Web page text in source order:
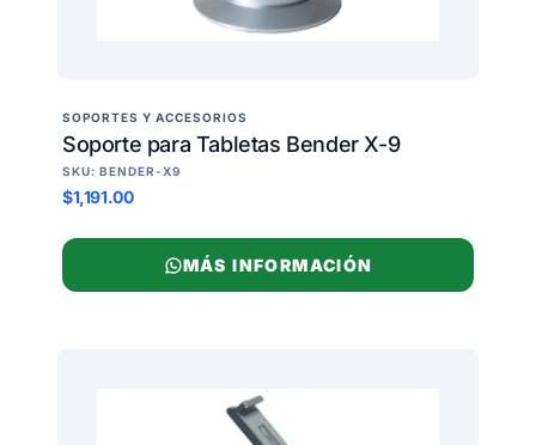
SOPORTES Y ACCESORIOS
Soporte para Tabletas Bender X-9
SKU: BENDER-X9
$1,191.00
MÁS INFORMACIÓN